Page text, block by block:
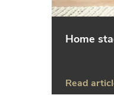
Home
Read